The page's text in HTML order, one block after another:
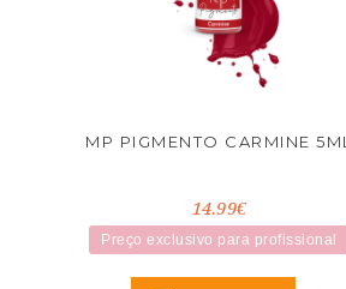
MP PIGMENTO CARMINE 5ML
14.99€
Preço exclusivo para profissional